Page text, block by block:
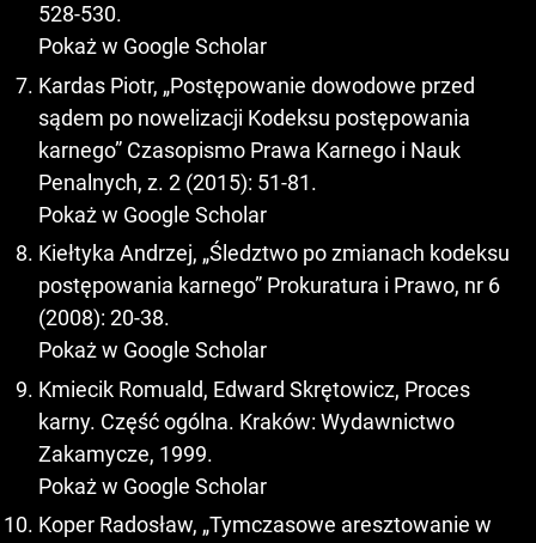
528-530.
Pokaż w Google Scholar
Kardas Piotr, „Postępowanie dowodowe przed
sądem po nowelizacji Kodeksu postępowania
karnego” Czasopismo Prawa Karnego i Nauk
Penalnych, z. 2 (2015): 51-81.
Pokaż w Google Scholar
Kiełtyka Andrzej, „Śledztwo po zmianach kodeksu
postępowania karnego” Prokuratura i Prawo, nr 6
(2008): 20-38.
Pokaż w Google Scholar
Kmiecik Romuald, Edward Skrętowicz, Proces
karny. Część ogólna. Kraków: Wydawnictwo
Zakamycze, 1999.
Pokaż w Google Scholar
Koper Radosław, „Tymczasowe aresztowanie w